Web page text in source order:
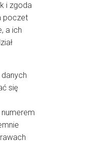
i zgoda
poczet
a ich
się